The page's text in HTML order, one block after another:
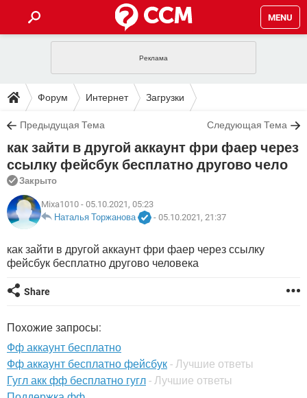
MENU
INSTAGRAM FACEBOOK
ИГРЫ WINDOWS 10
ВКОНТАКТЕ ВИДЕО
GOOGLE YANDEX
ПОЛЕЗНЫЕ СОВЕТЫ
TIKTOK TELEGRAM
FACEBOOK ИГРЫ
WINDOWS 10
ВИДЕО
YANDEX
ЗАГРУЗКИ
TIKTOK TELEGRAM
WHATSAPP INSTAGRAM
FACEBOOK
WINDOWS 10 ВКОНТАКТЕ
YANDEX
TIKTOK
WHATSAPP
FACEBOOK
WINDOWS 10 ВКОНТАКТЕ
YANDEX
ЭНЦИКЛОПЕДИЯ
TIKTOK TELEGRAM
FACEBOOK ИГРЫ
WINDOWS 10
Форум Интернет Загрузки
Предыдущая Тема Следующая Тема
как зайти в другой аккаунт фри фаер через
ссылку фейсбук бесплатно другово чело
Закрыто
Mixa1010 - 05.10.2021, 05:23
Наталья Торжанова
- 05.10.2021, 21:37
как зайти в другой аккаунт фри фаер через ссылку
фейсбук бесплатно другово человека
Share
Похожие запросы:
Фф аккаунт бесплатно
Фф аккаунт бесплатно фейсбук - Лучшие ответы
Гугл акк фф бесплатно гугл - Лучшие ответы